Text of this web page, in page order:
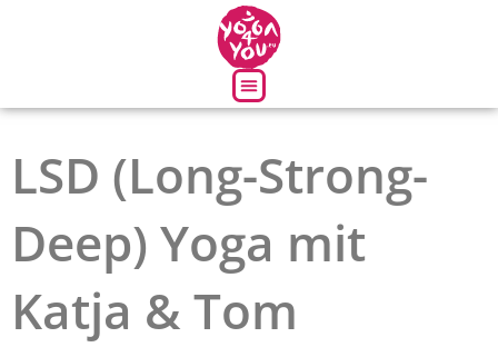
LSD (Long-Strong-
Deep) Yoga mit
Katja & Tom